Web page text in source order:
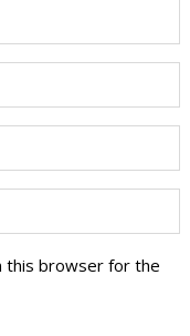
this browser for the